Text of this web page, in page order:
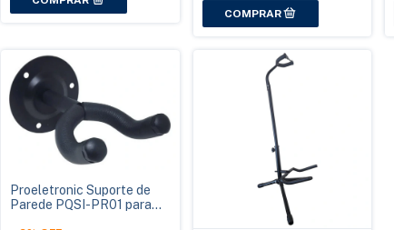
Proeletronic Suporte de
Parede PQSI-PR01 para